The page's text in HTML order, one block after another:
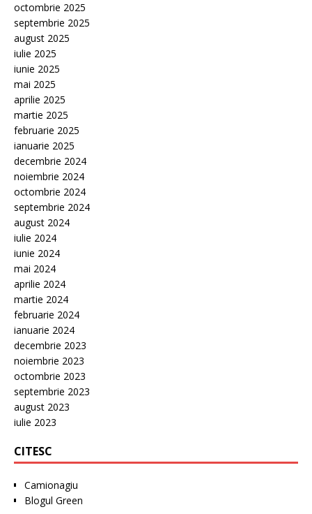
octombrie 2025
septembrie 2025
august 2025
iulie 2025
iunie 2025
mai 2025
aprilie 2025
martie 2025
februarie 2025
ianuarie 2025
decembrie 2024
noiembrie 2024
octombrie 2024
septembrie 2024
august 2024
iulie 2024
iunie 2024
mai 2024
aprilie 2024
martie 2024
februarie 2024
ianuarie 2024
decembrie 2023
noiembrie 2023
octombrie 2023
septembrie 2023
august 2023
iulie 2023
CITESC
Camionagiu
Blogul Green